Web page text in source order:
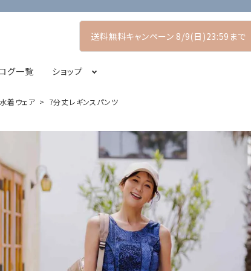
送料無料キャンペーン 8/9(日)23:59まで
プルオーバー シャツ・ブラウス
ーサマーコレクション 2026スプリングコレクション
グ一覧 ショップ
POP UP SHOP
着ウェア 7分丈レギンスパンツ